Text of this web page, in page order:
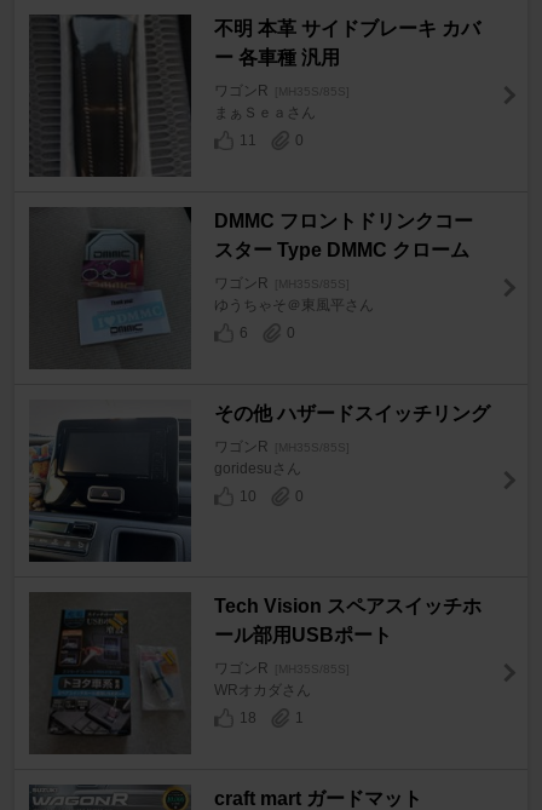
不明 本革 サイドブレーキ カバ
ー 各車種 汎用
ワゴンR [MH35S/85S]
まぁＳｅａさん
11
0
DMMC フロントドリンクコー
スター Type DMMC クローム
ワゴンR [MH35S/85S]
ゆうちゃそ＠東風平さん
6
0
その他 ハザードスイッチリング
ワゴンR [MH35S/85S]
goridesuさん
10
0
Tech Vision スペアスイッチホ
ール部用USBポート
ワゴンR [MH35S/85S]
WRオカダさん
18
1
craft mart ガードマット